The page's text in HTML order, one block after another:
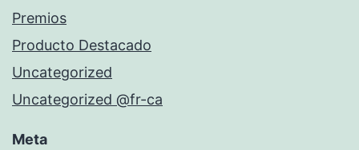
Premios
Producto Destacado
Uncategorized
Uncategorized @fr-ca
Meta